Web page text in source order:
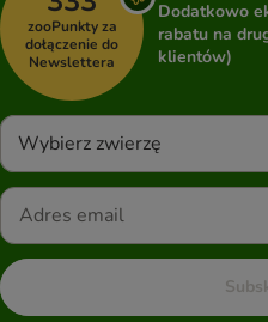
zooPunkty za
dołączenie do
Newslettera
Dodatkowo
rabatu na
klientów)
Wybierz zwierzę